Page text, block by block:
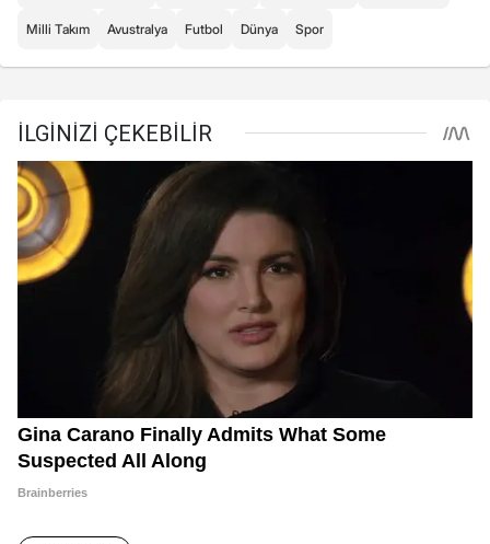
Milli Takım Avustralya Futbol Dünya Spor